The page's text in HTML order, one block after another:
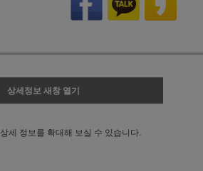
상세정보 새창 열기
상세 정보를 확대해 보실 수 있습니다.